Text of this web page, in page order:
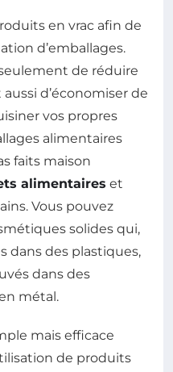
en vrac afin de
d’emballages.
de réduire
d’économiser de
vos propres
alimentaires
faits maison
alimentaires et
Vous pouvez
solides qui,
dans des plastiques,
dans des
métal.
mais efficace
de produits